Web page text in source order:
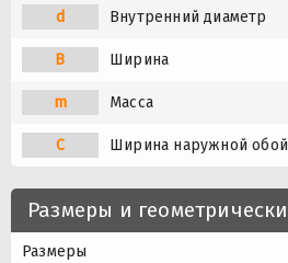
d Внутренний диаметр
B Ширина
m Масса
C Ширина наружной
Размеры и
Размеры